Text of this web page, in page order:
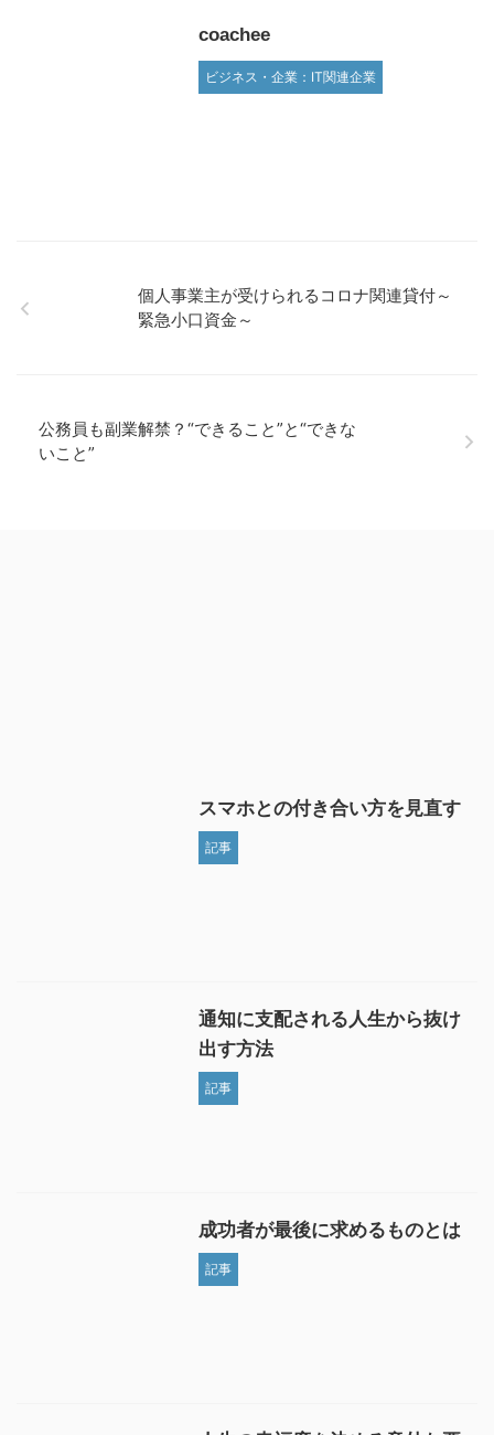
coachee
ビジネス・企業：IT関連企業
個人事業主が受けられるコロナ関連貸付～
緊急小口資金～
公務員も副業解禁？“できること”と“できな
いこと”
スマホとの付き合い方を見直す
記事
通知に支配される人生から抜け
出す方法
記事
成功者が最後に求めるものとは
記事